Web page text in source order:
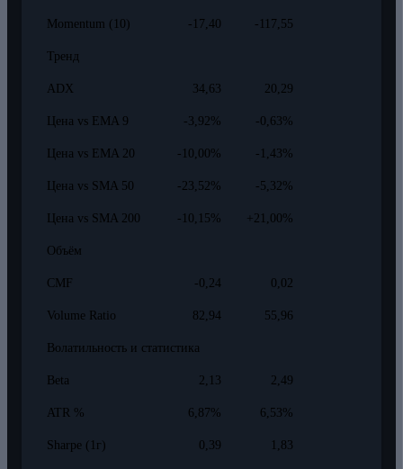
Momentum (10) -17,40 -117,55
Тренд
ADX 34,63 20,29
Цена vs EMA 9 -3,92% -0,63%
Цена vs EMA 20 -10,00% -1,43%
Цена vs SMA 50 -23,52% -5,32%
Цена vs SMA 200 -10,15% +21,00%
Объём
CMF -0,24 0,02
Volume Ratio 82,94 55,96
Волатильность и статистика
Beta 2,13 2,49
ATR % 6,87% 6,53%
Sharpe (1г) 0,39 1,83